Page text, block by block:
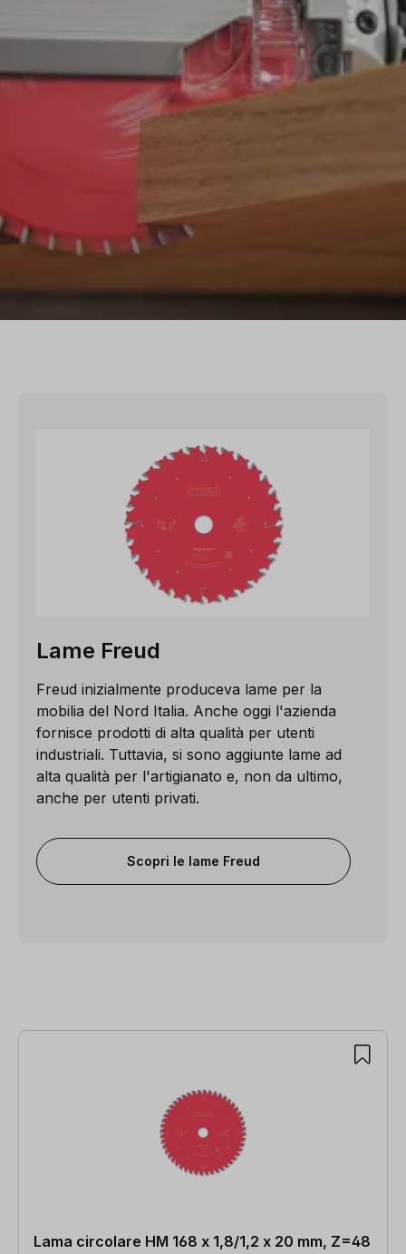
Lame Freud
Freud inizialmente produceva lame per la
mobilia del Nord Italia. Anche oggi l'azienda
fornisce prodotti di alta qualità per utenti
industriali. Tuttavia, si sono aggiunte lame ad
alta qualità per l'artigianato e, non da ultimo,
anche per utenti privati.
Scopri le lame Freud
Salta la galleria dei prodotti
Lama circolare HM 168 x 1,8/1,2 x 20 mm, Z=48